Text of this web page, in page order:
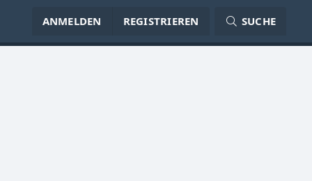
ANMELDEN REGISTRIEREN SUCHE